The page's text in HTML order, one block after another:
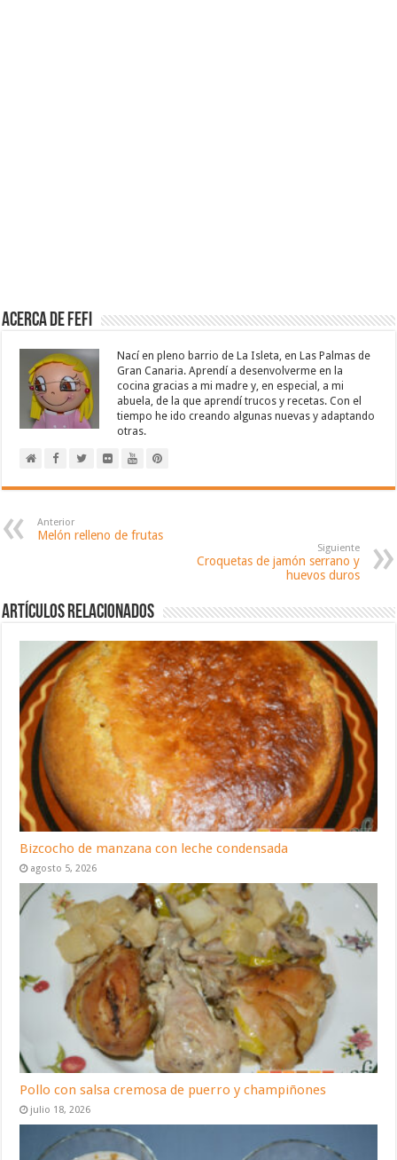
Acerca de Fefi
Nací en pleno barrio de La Isleta, en Las Palmas de
Gran Canaria. Aprendí a desenvolverme en la
cocina gracias a mi madre y, en especial, a mi
abuela, de la que aprendí trucos y recetas. Con el
tiempo he ido creando algunas nuevas y adaptando
otras.
Anterior
Melón relleno de frutas
Siguiente
Croquetas de jamón serrano y
huevos duros
Artículos relacionados
Bizcocho de manzana con leche condensada
agosto 5, 2026
Pollo con salsa cremosa de puerro y champiñones
julio 18, 2026